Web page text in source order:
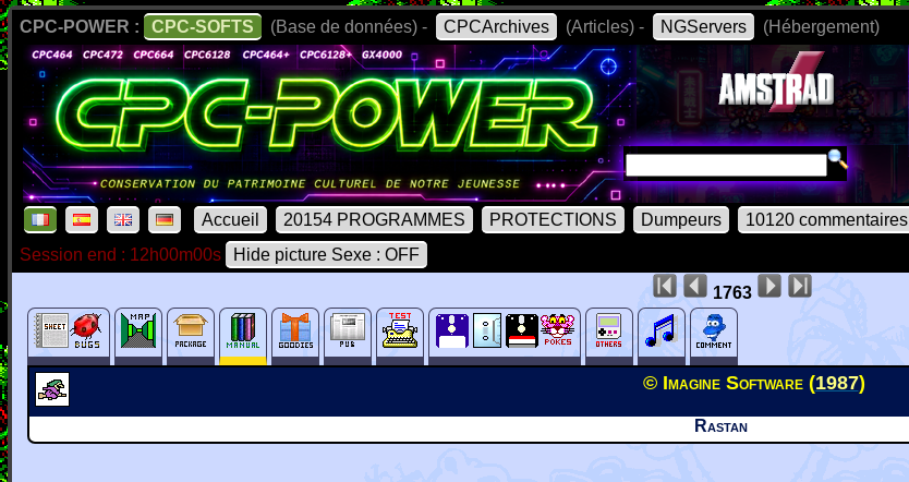
CPC-POWER : CPC-SOFTS (Base de données) - CPCArchives (Articles) - NGServers (Hébergement)
Accueil 20154 PROGRAMMES PROTECTIONS Dumpeurs 10120 commentaires
Session end : 12h00m00s
Hide picture Sexe : OFF
1763
© Imagine Software (1987)
Rastan